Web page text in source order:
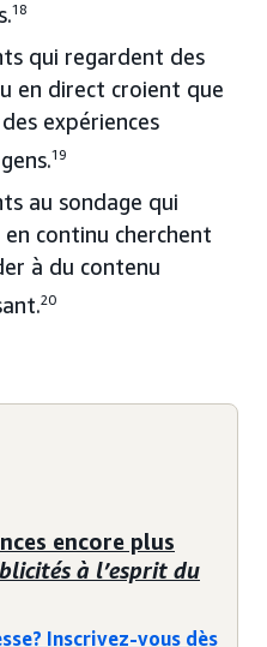
18
qui regardent des
en direct croient que
expériences
19
au sondage qui
continu cherchent
à du contenu
20
encore plus
à l’esprit du
Inscrivez-vous dès